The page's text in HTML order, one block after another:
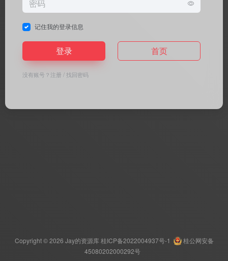
记住我的登录信息
登录 首页
没有账号？ 注册 /找回密码
Copyright © 2026 Jay的资源库 桂ICP备2022004937号-1
桂公网安备
45080202000292号